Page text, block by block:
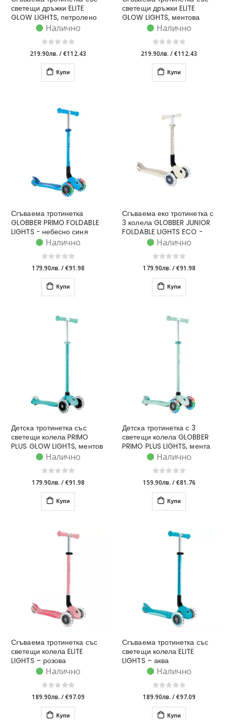
светещи дръжки ELITE
GLOW LIGHTS, петролено
Налично
219.90лв. /€112.43
Купи
светещи дръжки ELITE
GLOW LIGHTS, ментова
Налично
219.90лв. /€112.43
Купи
Сгъваема тротинетка
GLOBBER PRIMO FOLDABLE
LIGHTS - небесно синя
Налично
179.90лв. /€91.98
Купи
Сгъваема еко тротинетка с
3 колела GLOBBER JUNIOR
FOLDABLE LIGHTS ECO -
цвят кокос Налично
179.90лв. /€91.98
Купи
Детска тротинетка със
светещи колела PRIMO
PLUS GLOW LIGHTS, ментов
Налично
179.90лв. /€91.98
Купи
Детска тротинетка с 3
светещи колела GLOBBER
PRIMO PLUS LIGHTS, мента
Налично
159.90лв. /€81.76
Купи
Сгъваема тротинетка със
светещи колела ELITE
LIGHTS – розова
Налично
189.90лв. /€97.09
Купи
Сгъваема тротинетка със
светещи колела ELITE
LIGHTS – аква
Налично
189.90лв. /€97.09
Купи